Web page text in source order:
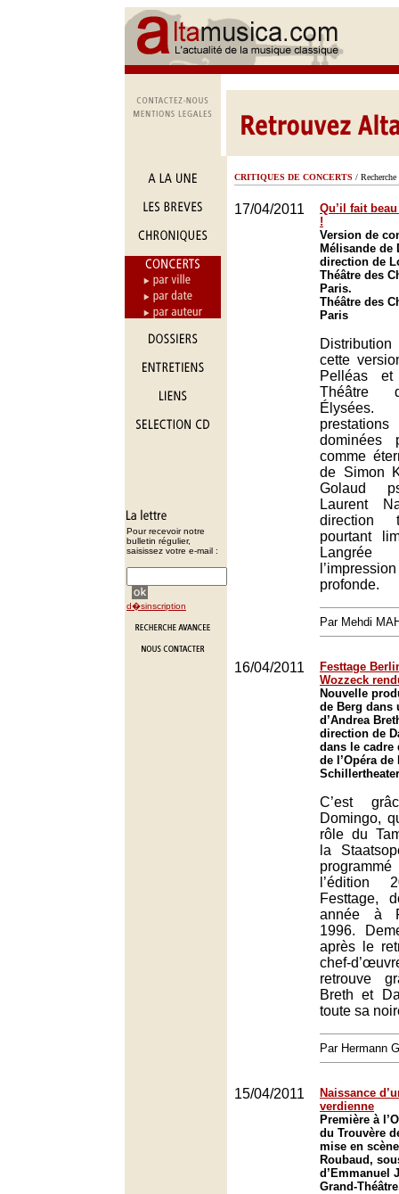
Pour recevoir notre
bulletin régulier,
saisissez votre e-mail :
d�sinscription
CRITIQUES DE CONCERTS / Recherche
17/04/2011
Qu’il fait
!
Version de
Mélisande de
direction de
Théâtre des
Paris.
Théâtre des
Paris
cette
Pelléas
Théâtre
Élysées.
dominées
comme
de Simon
Golaud
Laurent
direction
pourtant
profonde.
Par Mehdi
16/04/2011
Festtage
Wozzeck
Nouvelle
de Berg dans
d’Andrea
direction de
dans le cadre
de l’Opéra de
C’est
Domingo,
rôle du
la
l’édition
Festtage,
année à
1996.
après le
chef-
retrouve
Breth et
toute sa
Par Hermann
15/04/2011
Naissance
verdienne
Première à
du Trouvère
mise en
Roubaud,
d’Emmanuel
Grand-